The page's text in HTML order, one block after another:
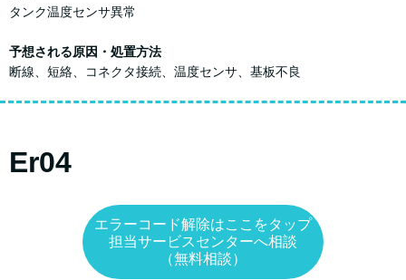
タンク温度センサ異常
予想される原因・処置方法
断線、短絡、コネクタ接続、温度センサ、基板不良
Er04
エラーコード解除はここをタップ
担当サービスセンターへ相談
（無料相談）